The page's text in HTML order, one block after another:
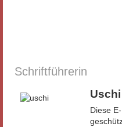
Schriftführerin
Diese